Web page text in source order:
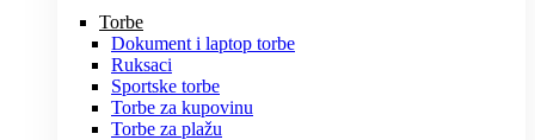
Torbe
Dokument i laptop torbe
Ruksaci
Sportske torbe
Torbe za kupovinu
Torbe za plažu